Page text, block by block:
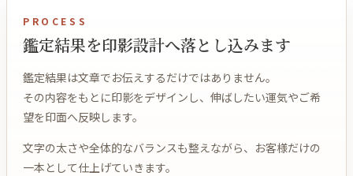
PROCESS
鑑定結果を印影設計へ落とし込みます
鑑定結果は文章でお伝えするだけではありません。
その内容をもとに印影をデザインし、伸ばしたい運気やご希
望を印面へ反映します。
文字の太さや全体的なバランスも整えながら、お客様だけの
一本として仕上げていきます。